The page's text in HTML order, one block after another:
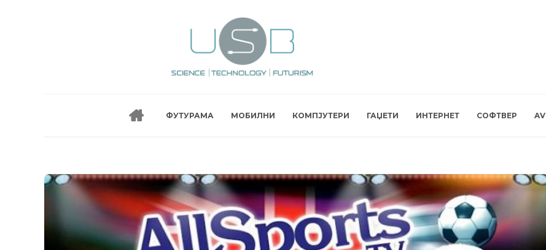
ФУТУРАМА МОБИЛНИ КОМПЈУТЕРИ ГАЏЕТИ ИНТЕРНЕТ СОФТВЕР AV